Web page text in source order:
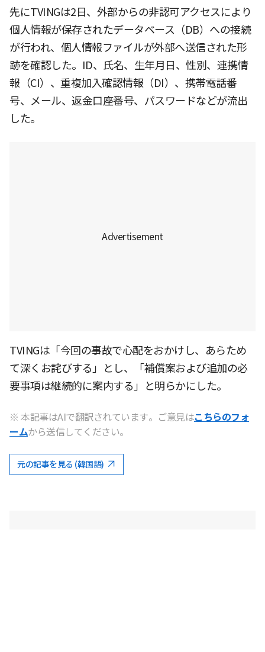
先にTVINGは2日、外部からの非認可アクセスにより
個人情報が保存されたデータベース（DB）への接続
が行われ、個人情報ファイルが外部へ送信された形
跡を確認した。ID、氏名、生年月日、性別、連携情
報（CI）、重複加入確認情報（DI）、携帯電話番
号、メール、返金口座番号、パスワードなどが流出
した。
TVINGは「今回の事故で心配をおかけし、あらため
て深くお詫びする」とし、「補償案および追加の必
要事項は継続的に案内する」と明らかにした。
※ 本記事はAIで翻訳されています。ご意見はこちらのフォ
ームから送信してください。
元の記事を見る (韓国語)